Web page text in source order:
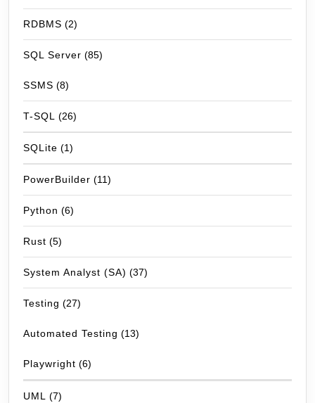
RDBMS (2)
SQL Server (85)
SSMS (8)
T-SQL (26)
SQLite (1)
PowerBuilder (11)
Python (6)
Rust (5)
System Analyst (SA) (37)
Testing (27)
Automated Testing (13)
Playwright (6)
UML (7)